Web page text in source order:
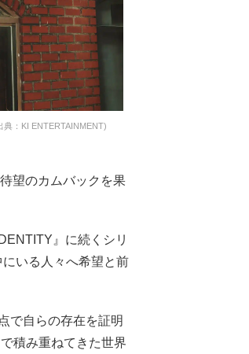
：KI ENTERTAINMENT)
望のカムバックを果
』に続くシリ
いる人々へ希望と前
で自らの存在を証明
積み重ねてきた世界